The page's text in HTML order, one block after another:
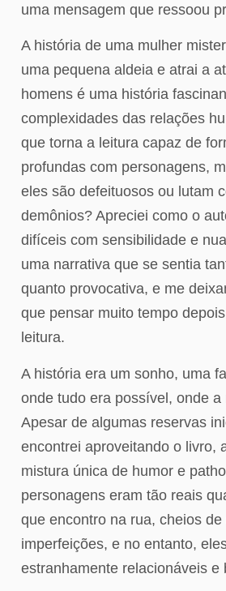
uma mensagem que ressoou
A história de uma mulher
uma pequena aldeia e atrai a
homens é uma história
complexidades das relações
que torna a leitura capaz de
profundas com personagens,
eles são defeituosos ou lutam
demônios? Apreciei como o
difíceis com sensibilidade e
uma narrativa que se sentia
quanto provocativa, e me
que pensar muito tempo
leitura.
A história era um sonho, uma
onde tudo era possível, onde a
Apesar de algumas reservas
encontrei aproveitando o livro,
mistura única de humor e
personagens eram tão reais
que encontro na rua, cheios
imperfeições, e no entanto,
estranhamente relacionáveis e